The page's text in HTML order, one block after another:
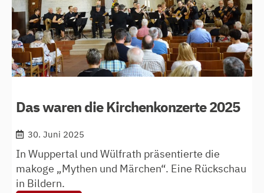
Das waren die Kirchenkonzerte 2025
30. Juni 2025
In Wuppertal und Wülfrath präsentierte die
makoge „Mythen und Märchen“. Eine Rückschau
in Bildern.